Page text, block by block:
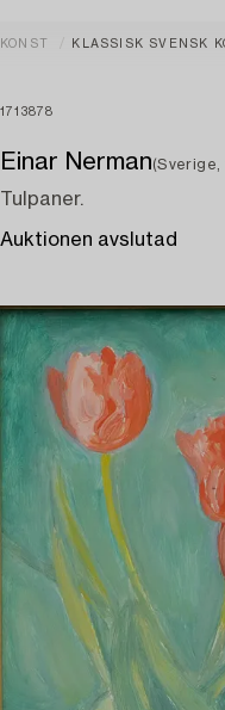
KONST KLASSISK SVENSK
1713878
Einar Nerman(Sverige,
Tulpaner.
Auktionen avslutad